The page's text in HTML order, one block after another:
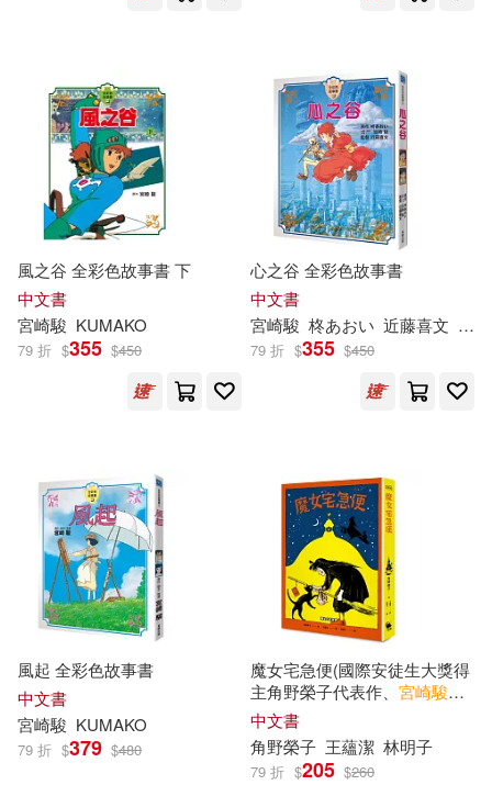
久保つぎこ(1) 伍美珍(1)
伍美珍，圖德藝術(1)
佐山哲郎(1) 何淑蘅(1)
吉野源三郎(1) 呂峰(1)
呂鋒(1)
單瑜(1)
宮崎朱美(1)
宮崎駿STUDIO GHIBLI(1)
彭奇章(1) 林岑芳(1)
林怡青(1) 柊あおい(1)
北京體育大學出版社(4)
小麥田(4) SONY MUSIC(3)
Deutsche Grammophon(2)
中信出版社(2)
國立陽明交通大學出版社(2)
好優文化(2) 德間書店(2)
新經典文化(2) 玉山社(2)
一個月內上市新品(3)
電子書 (可複選)
適合手機平板閱讀(8)
其他
作者/演唱/譯/編/繪(112)
價格
範圍
風之谷 全彩色故事書 下
中文書
宮崎駿 KUMAKO
79 折 $355 $450
心之谷 全彩色故事書
中文書
宮崎駿 柊あおい 近藤喜文
79 折 $355 $450
風起 全彩色故事書
中文書
宮崎駿 KUMAKO
79 折 $379 $480
魔女宅急便(國際安徒生大獎得
主角野榮子代表作、 宮崎駿經
典動畫原著)
中文書
角野榮子 王蘊潔 林明子
79 折 $205 $260